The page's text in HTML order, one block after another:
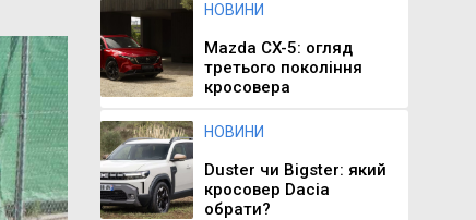
НОВИНИ
Mazda CX-5: огляд
третього покоління
кросовера
НОВИНИ
Duster чи Bigster: який
кросовер Dacia
обрати?